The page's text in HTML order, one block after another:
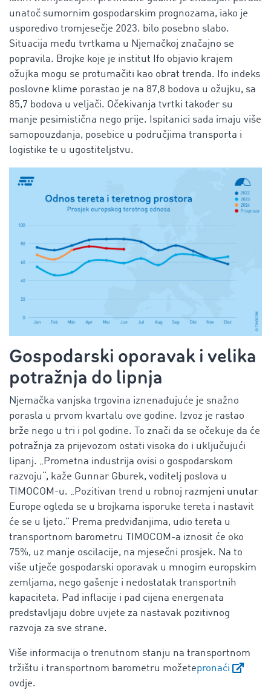
unatoč sumornim gospodarskim prognozama, iako je
usporedivo tromjesečje 2023. bilo posebno slabo.
Situacija među tvrtkama u Njemačkoj značajno se
popravila. Brojke koje je institut Ifo objavio krajem
ožujka mogu se protumačiti kao obrat trenda. Ifo indeks
poslovne klime porastao je na 87,8 bodova u ožujku, sa
85,7 bodova u veljači. Očekivanja tvrtki također su
manje pesimistična nego prije. Ispitanici sada imaju više
samopouzdanja, posebice u područjima transporta i
logistike te u ugostiteljstvu.
Gospodarski oporavak i velika
potražnja do lipnja
Njemačka vanjska trgovina iznenađujuće je snažno
porasla u prvom kvartalu ove godine. Izvoz je rastao
brže nego u tri i pol godine. To znači da se očekuje da će
potražnja za prijevozom ostati visoka do i uključujući
lipanj. „Prometna industrija ovisi o gospodarskom
razvoju“, kaže Gunnar Gburek, voditelj poslova u
TIMOCOM-u. „Pozitivan trend u robnoj razmjeni unutar
Europe ogleda se u brojkama isporuke tereta i nastavit
će se u ljeto.” Prema predviđanjima, udio tereta u
transportnom barometru TIMOCOM-a iznosit će oko
75%, uz manje oscilacije, na mjesečni prosjek. Na to
više utječe gospodarski oporavak u mnogim europskim
zemljama, nego gašenje i nedostatak transportnih
kapaciteta. Pad inflacije i pad cijena energenata
predstavljaju dobre uvjete za nastavak pozitivnog
razvoja za sve strane.
Više informacija o trenutnom stanju na transportnom
tržištu i transportnom barometru možetepronaći
ovdje.